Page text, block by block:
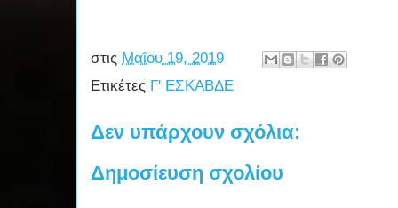
στις Μαΐου 19, 2019
Ετικέτες Γ' ΕΣΚΑΒΔΕ
Δεν υπάρχουν σχόλια:
Δημοσίευση σχολίου